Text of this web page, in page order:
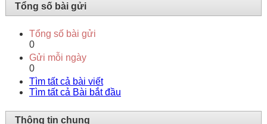
Tổng số bài gửi
Tổng số bài gửi
0
Gửi mỗi ngày
0
Tìm tất cả bài viết
Tìm tất cả Bài bắt đầu
Thông tin chung